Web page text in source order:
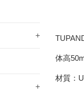
+
+
体高
材質：